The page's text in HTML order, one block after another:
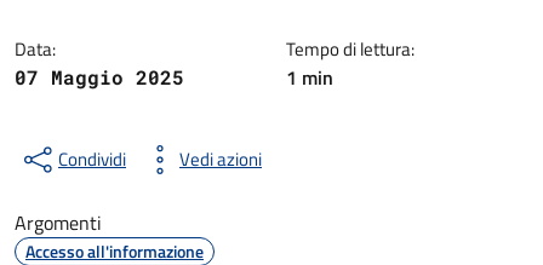
Data:
07 Maggio 2025
Tempo di lettura:
1 min
Condividi Vedi azioni
Argomenti
Accesso all'informazione